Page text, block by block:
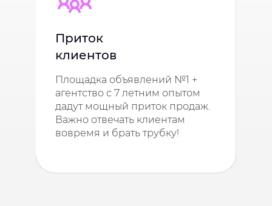
Приток
клиентов
Площадка объявлений №1 +
агентство с 7 летним опытом
дадут мощный приток продаж.
Важно отвечать клиентам
вовремя и брать трубку!